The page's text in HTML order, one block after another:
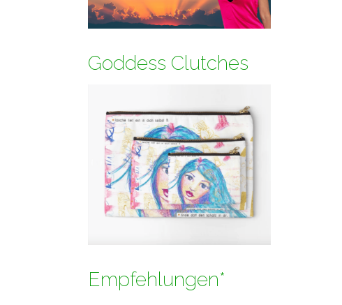
Goddess Clutches
Empfehlungen*